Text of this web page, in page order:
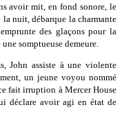
avoir mit, en fond sonore, le
nuit, débarque la charmante
des glaçons pour la
somptueuse demeure.
John assiste à une violente
un jeune voyou nommé
fait irruption à Mercer House
déclare avoir agi en état de